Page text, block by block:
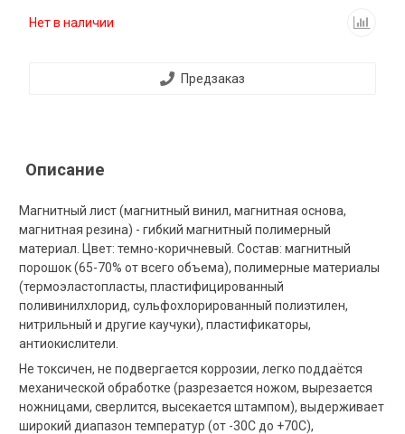
Нет в наличии
Предзаказ
Описание
Магнитный лист (магнитный винил, магнитная основа,
магнитная резина) - гибкий магнитный полимерный
материал. Цвет: темно-коричневый. Состав: магнитный
порошок (65-70% от всего объема), полимерные материалы
(термоэластопласты, пластифицированный
поливинилхлорид, сульфохлорированный полиэтилен,
нитрильный и другие каучуки), пластификаторы,
антиокислители.
Не токсичен, не подвергается коррозии, легко поддаётся
механической обработке (разрезается ножом, вырезается
ножницами, сверлится, высекается штампом), выдерживает
широкий диапазон температур (от -30С до +70С),